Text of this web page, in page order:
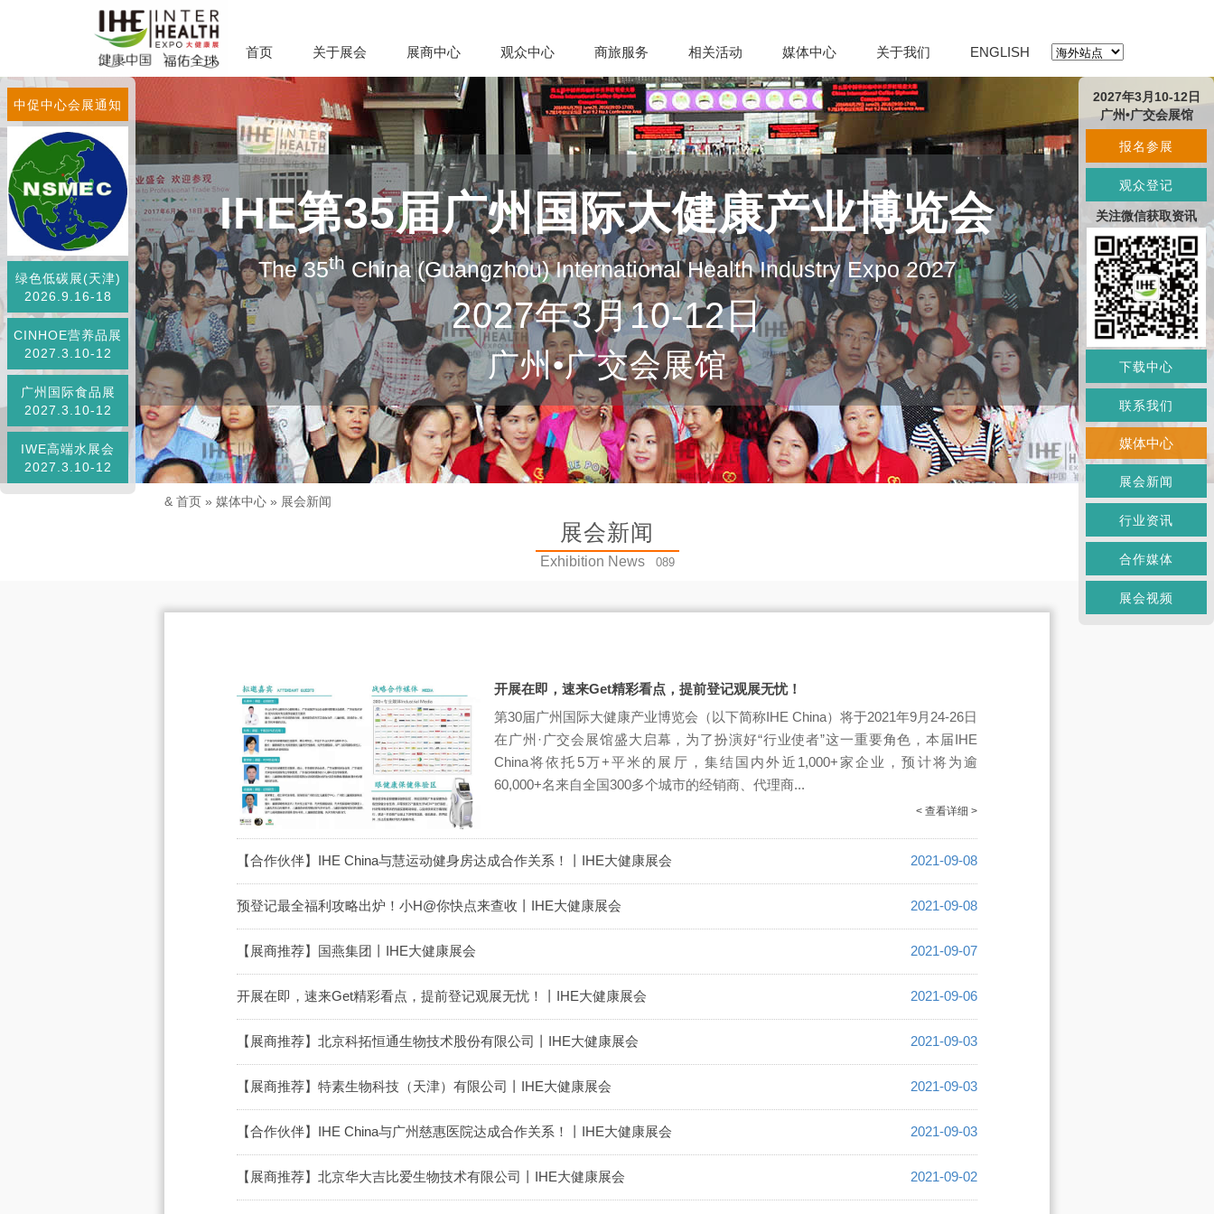
首页 关于展会 展商中心 观众中心 商旅服务 相关活动 媒体中心 关于我们 ENGLISH
IHE第35届广州国际大健康产业博览会
The 35thChina (Guangzhou) International Health Industry Expo 2027
2027年3月10-12日
广州•广交会展馆
中促中心会展通知
绿色低碳展(天津)
2026.9.16-18
CINHOE营养品展
2027.3.10-12
广州国际食品展
2027.3.10-12
IWE高端水展会
2027.3.10-12
& 首页 » 媒体中心 » 展会新闻
展会新闻
Exhibition News 089
开展在即，速来Get精彩看点，提前登记观展无忧！
第30届广州国际大健康产业博览会（以下简称IHE China）将于2021年9月24-26日
在广州·广交会展馆盛大启幕，为了扮演好“行业使者”这一重要角色，本届IHE
China将依托5万+平米的展厅，集结国内外近1,000+家企业，预计将为逾
60,000+名来自全国300多个城市的经销商、代理商...
< 查看详细 >
【合作伙伴】IHE China与慧运动健身房达成合作关系！丨IHE大健康展会 2021-09-08
预登记最全福利攻略出炉！小H@你快点来查收丨IHE大健康展会 2021-09-08
【展商推荐】国燕集团丨IHE大健康展会 2021-09-07
开展在即，速来Get精彩看点，提前登记观展无忧！丨IHE大健康展会 2021-09-06
【展商推荐】北京科拓恒通生物技术股份有限公司丨IHE大健康展会 2021-09-03
【展商推荐】特素生物科技（天津）有限公司丨IHE大健康展会 2021-09-03
【合作伙伴】IHE China与广州慈惠医院达成合作关系！丨IHE大健康展会 2021-09-03
【展商推荐】北京华大吉比爱生物技术有限公司丨IHE大健康展会 2021-09-02
2027年3月10-12日
广州•广交会展馆
报名参展
观众登记
关注微信获取资讯
下载中心
联系我们
媒体中心
展会新闻
行业资讯
合作媒体
展会视频